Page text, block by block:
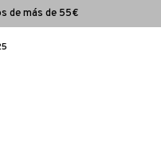
de más de 55€